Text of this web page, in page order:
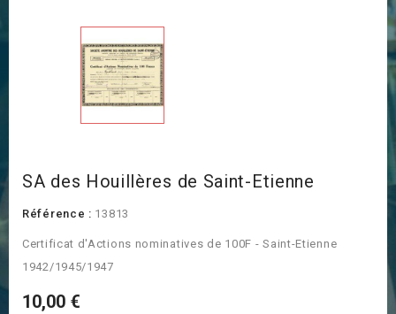
SA des Houillères de Saint-Etienne
Référence : 13813
Certificat d'Actions nominatives de 100F - Saint-Etienne
1942/1945/1947
10,00 €